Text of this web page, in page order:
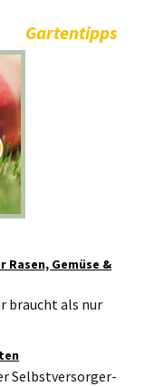
Gartentipps
Gemüse &
braucht als nur
Selbstversorger-